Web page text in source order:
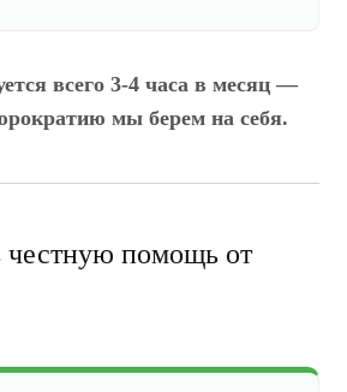
всего 3-4 часа в месяц —
мы берем на себя.
честную помощь от